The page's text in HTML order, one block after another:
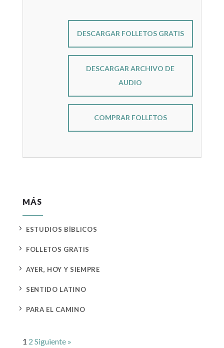
DESCARGAR FOLLETOS GRATIS
DESCARGAR ARCHIVO DE
AUDIO
COMPRAR FOLLETOS
MÁS
5 ESTUDIOS BÍBLICOS
5 FOLLETOS GRATIS
5 AYER, HOY Y SIEMPRE
5 SENTIDO LATINO
5 PARA EL CAMINO
1 2 Siguiente »